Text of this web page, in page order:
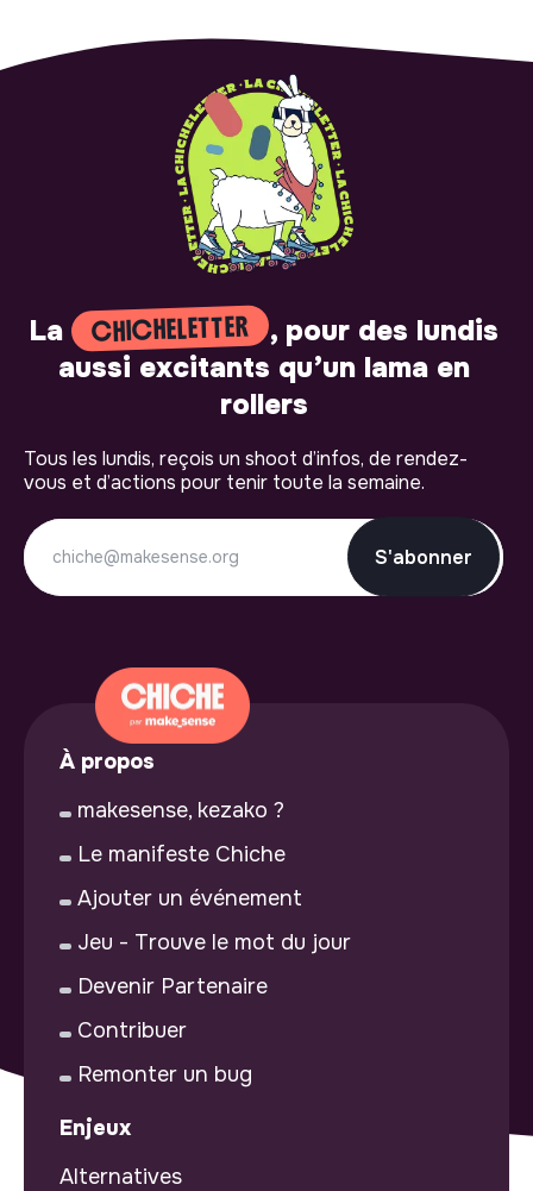
La CHICHELETTER
, pour des lundis
aussi excitants qu’un lama en
rollers
Tous les lundis, reçois un shoot d’infos, de rendez-
vous et d’actions pour tenir toute la semaine.
S'abonner
À propos
makesense, kezako ?
Le manifeste Chiche
Ajouter un événement
Jeu - Trouve le mot du jour
Devenir Partenaire
Contribuer
Remonter un bug
Enjeux
Alternatives